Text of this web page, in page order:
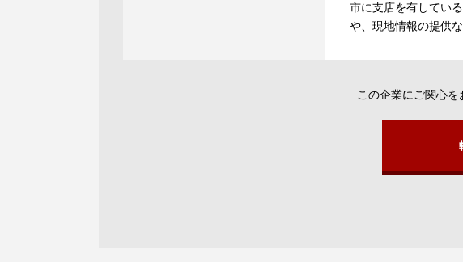
市に支店を有してい
や、現地情報の提供な
この企業にご関心を